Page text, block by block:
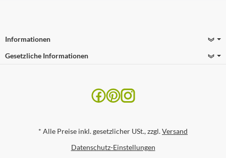
Informationen
Gesetzliche Informationen
* Alle Preise inkl. gesetzlicher USt., zzgl.Versand
Datenschutz-Einstellungen